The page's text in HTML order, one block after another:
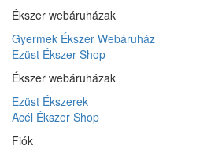
Ékszer webáruházak
Gyermek Ékszer Webáruház
Ezüst Ékszer Shop
Ékszer webáruházak
Ezüst Ékszerek
Acél Ékszer Shop
Fiók